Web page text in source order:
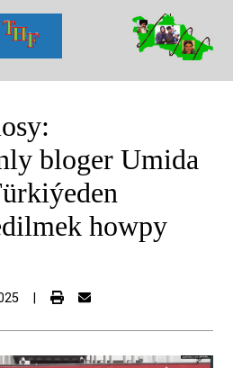
bloger Umida
howpy